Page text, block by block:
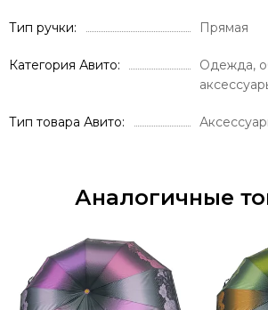
Тип ручки Прямая
Категория Авито
Одежда,
Тип товара Авито
Аналогичные